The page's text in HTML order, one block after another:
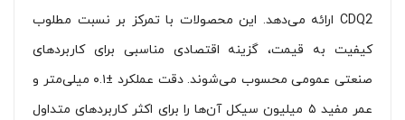
CDQ2 ارائه می‌دهد. این محصولات با تمرکز بر نسبت مطلوب
کیفیت به قیمت، گزینه اقتصادی مناسبی برای کاربردهای
صنعتی عمومی محسوب می‌شوند. دقت عملکرد ±۰.۱ میلی‌متر و
عمر مفید ۵ میلیون سیکل آن‌ها را برای اکثر کاربردهای متداول